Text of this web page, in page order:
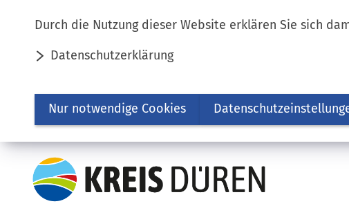
Durch die Nutzung dieser Website erklären Sie sich
Datenschutzerklärung
Nur notwendige Cookies
Inhalt anspringen